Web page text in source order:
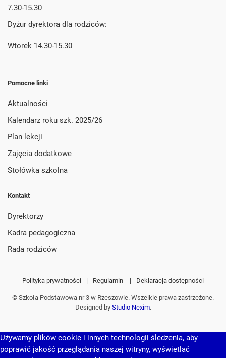
7.30-15.30
Dyżur dyrektora dla rodziców:
Wtorek 14.30-15.30
Pomocne linki
Aktualności
Kalendarz roku szk. 2025/26
Plan lekcji
Zajęcia dodatkowe
Stołówka szkolna
Kontakt
Dyrektorzy
Kadra pedagogiczna
Rada rodziców
Polityka prywatności | Regulamin | Deklaracja dostępności
© Szkoła Podstawowa nr 3 w Rzeszowie. Wszelkie prawa zastrzeżone.
Designed by Studio Nexim.
Używamy plików cookie i innych technologii śledzenia, aby
poprawić jakość przeglądania naszej witryny, wyświetlać